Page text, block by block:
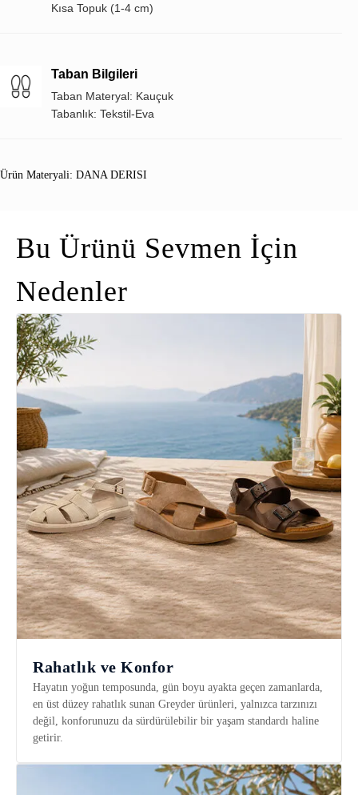
Kısa Topuk (1-4 cm)
Taban Bilgileri
Taban Materyal: Kauçuk
Tabanlık: Tekstil-Eva
Ürün Materyali: DANA DERISI
Bu Ürünü Sevmen İçin
Nedenler
Rahatlık ve Konfor
Hayatın yoğun temposunda, gün boyu ayakta geçen zamanlarda,
en üst düzey rahatlık sunan Greyder ürünleri, yalnızca tarzınızı
değil, konforunuzu da sürdürülebilir bir yaşam standardı haline
getirir.